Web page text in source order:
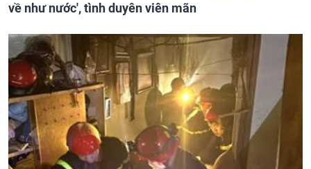
về như nước', tình duyên viên mãn